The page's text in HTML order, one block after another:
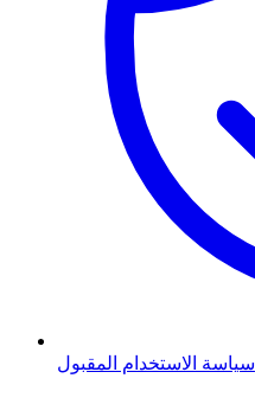
سياسة الاستخدام المقبول